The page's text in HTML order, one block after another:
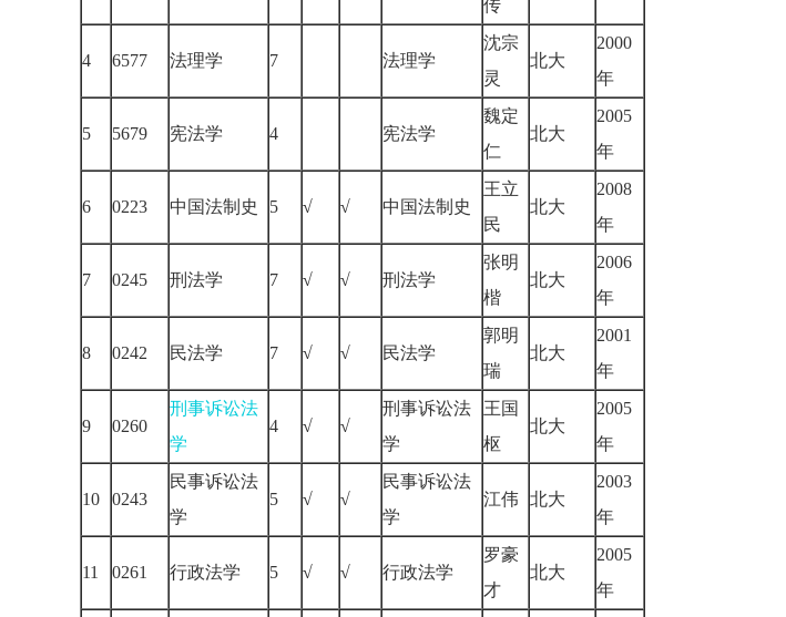
传
4 6577 法理学 7 法理学
沈宗
灵
北大
2000
年
5 5679 宪法学 4 宪法学
魏定
仁
北大
2005
年
6 0223 中国法制史 5 √ √ 中国法制史
王立
民
北大
2008
年
7 0245 刑法学 7 √ √ 刑法学
张明
楷
北大
2006
年
8 0242 民法学 7 √ √ 民法学
郭明
瑞
北大
2001
年
9 0260
刑事诉讼法
学
4 √ √
刑事诉讼法
学
王国
枢
北大
2005
年
10 0243
民事诉讼法
学
5 √ √
民事诉讼法
学
江伟 北大
2003
年
11 0261 行政法学 5 √ √ 行政法学
罗豪
才
北大
2005
年